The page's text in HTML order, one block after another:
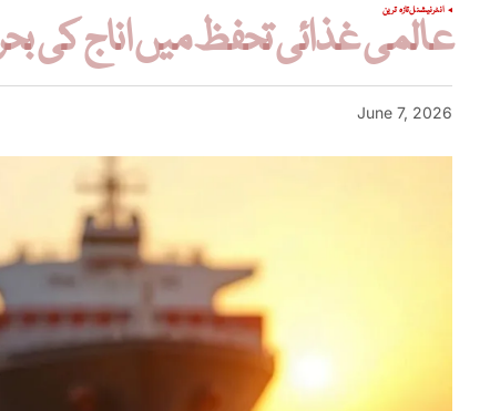
انٹرنیشنلتازہ ترین
عالمی غذائی تحفظ میں اناج کی
June 7, 2026